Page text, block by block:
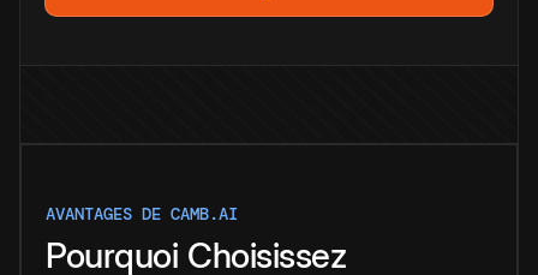
AVANTAGES DE CAMB.AI
Pourquoi Choisissez